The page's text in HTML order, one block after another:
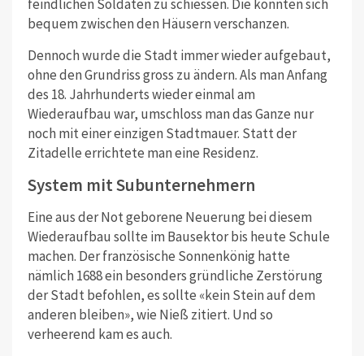
feindlichen Soldaten zu schiessen. Die konnten sich
bequem zwischen den Häusern verschanzen.
Dennoch wurde die Stadt immer wieder aufgebaut,
ohne den Grundriss gross zu ändern. Als man Anfang
des 18. Jahrhunderts wieder einmal am
Wiederaufbau war, umschloss man das Ganze nur
noch mit einer einzigen Stadtmauer. Statt der
Zitadelle errichtete man eine Residenz.
System mit Subunternehmern
Eine aus der Not geborene Neuerung bei diesem
Wiederaufbau sollte im Bausektor bis heute Schule
machen. Der französische Sonnenkönig hatte
nämlich 1688 ein besonders gründliche Zerstörung
der Stadt befohlen, es sollte «kein Stein auf dem
anderen bleiben», wie Nieß zitiert. Und so
verheerend kam es auch.